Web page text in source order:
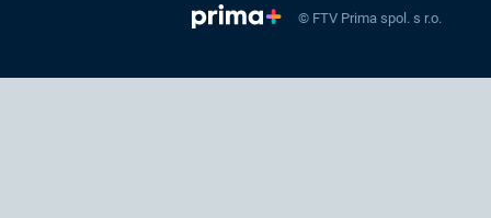
© FTV Prima spol. s r.o.